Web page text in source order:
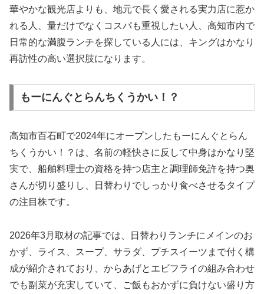
華やかな観光店よりも、地元で長く愛される実力店に惹か
れる人、量だけでなくコスパも重視したい人、高知市内で
日常的な満腹ランチを探している人には、キングはかなり
再訪性の高い選択肢になります。
もーにんぐとらんちくうかい！？
高知市百石町で2024年にオープンしたもーにんぐとらん
ちくうかい！？は、名前の軽快さに反して中身はかなり堅
実で、船舶料理士の資格を持つ店主と調理師免許を持つ奥
さんが切り盛りし、日替わりでしっかり食べさせるタイプ
の注目株です。
2026年3月取材の記事では、日替わりランチにメインのお
かず、ライス、スープ、サラダ、プチスイーツまで付く構
成が紹介されており、からあげとエビフライの組み合わせ
でも副菜が充実していて、ご飯もおかずに負けない盛り方